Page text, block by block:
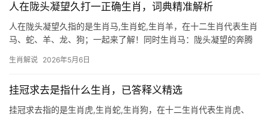
人在陇头凝望久打一正确生肖，词典精准解析
人在陇头凝望久指的是生肖马,生肖蛇,生肖羊，在十二生肖代表生肖
马、蛇、羊、龙、狗；一起来了解！同时生肖马：陇头凝望的奔腾
巅，古人常以“陇头流水”喻指远行，而马作为驰骋千里的象征，与
生肖解说 2026年5月6日
挂冠求去是指什么生肖，已答释义精选
挂冠求去指的是生肖虎,生肖蛇,生肖狗，在十二生肖代表生肖虎、